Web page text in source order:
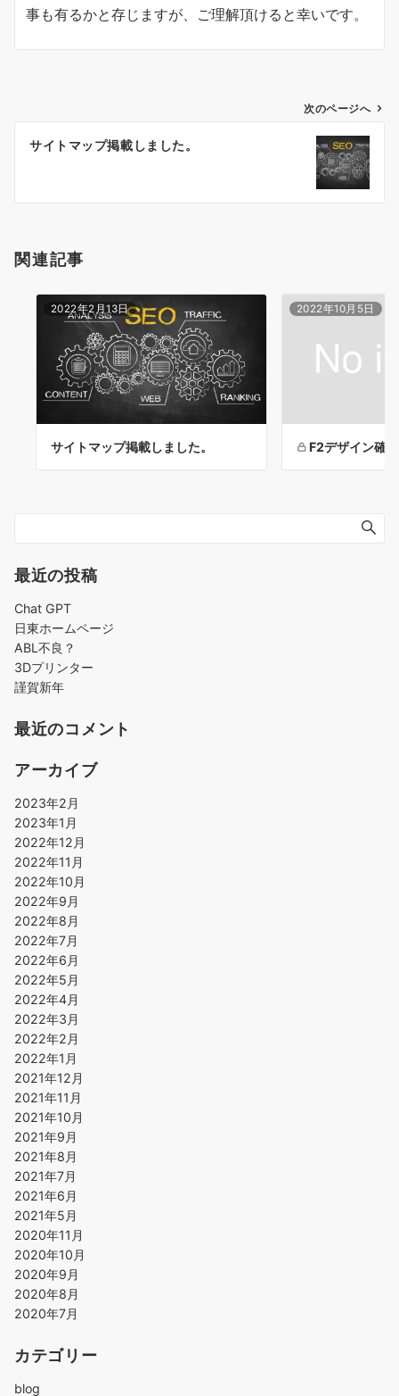
事も有るかと存じますが、ご理解頂けると幸いです。
稿
ョ
次のページへ
サイトマップ掲載しました。
関連記事
2022年2月13日
サイトマップ掲載しました。
2022年10月5日
F2デザイン確
最近の投稿
Chat GPT
日東ホームページ
ABL不良？
3Dプリンター
謹賀新年
最近のコメント
アーカイブ
2023年2月
2023年1月
2022年12月
2022年11月
2022年10月
2022年9月
2022年8月
2022年7月
2022年6月
2022年5月
2022年4月
2022年3月
2022年2月
2022年1月
2021年12月
2021年11月
2021年10月
2021年9月
2021年8月
2021年7月
2021年6月
2021年5月
2020年11月
2020年10月
2020年9月
2020年8月
2020年7月
カテゴリー
blog